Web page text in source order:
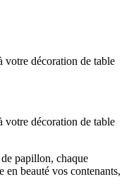
votre décoration de table
votre décoration de table
papillon, chaque
en beauté vos contenants,